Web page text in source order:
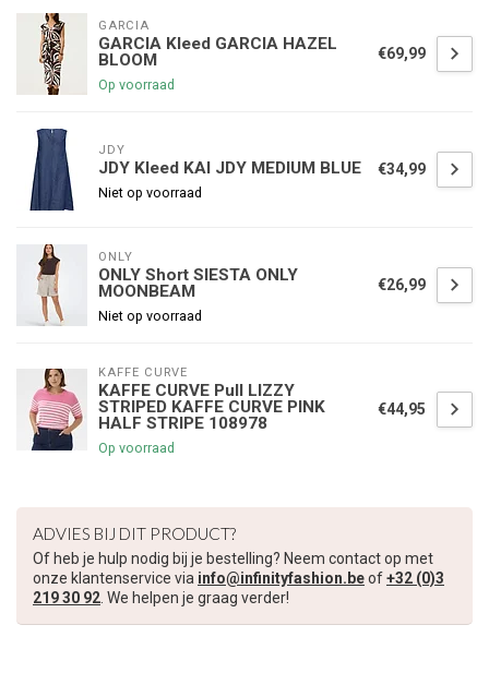
GARCIA
GARCIA Kleed GARCIA HAZEL
BLOOM
Op voorraad
€69,99
JDY
JDY Kleed KAI JDY MEDIUM BLUE
Niet op voorraad
€34,99
ONLY
ONLY Short SIESTA ONLY
MOONBEAM
Niet op voorraad
€26,99
KAFFE CURVE
KAFFE CURVE Pull LIZZY
STRIPED KAFFE CURVE PINK
HALF STRIPE 108978
Op voorraad
€44,95
ADVIES BIJ DIT PRODUCT?
Of heb je hulp nodig bij je bestelling? Neem contact op met
onze klantenservice via info@infinityfashion.beof+32 (0)3
219 30 92. We helpen je graag verder!